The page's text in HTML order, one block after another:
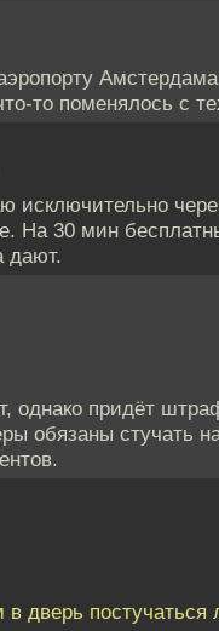
то поменялось с
исключительно
На 30 мин
дают.
однако придёт
обязаны стучать
в дверь